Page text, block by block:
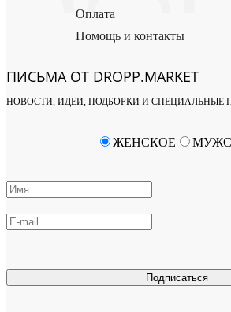
Оплата
Помощь и контакты
ПИСЬМА ОТ DROPP.MARKET
НОВОСТИ, ИДЕИ, ПОДБОРКИ И СПЕЦИАЛЬНЫЕ
Подписаться
ЖЕНСКОЕ